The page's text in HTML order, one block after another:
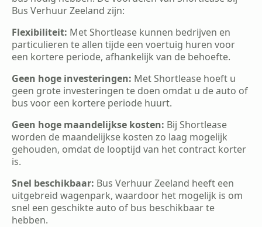
Bus Verhuur Zeeland zijn:
Flexibiliteit: Met Shortlease kunnen bedrijven en
particulieren te allen tijde een voertuig huren voor
een kortere periode, afhankelijk van de behoefte.
Geen hoge investeringen: Met Shortlease hoeft u
geen grote investeringen te doen omdat u de auto of
bus voor een kortere periode huurt.
Geen hoge maandelijkse kosten: Bij Shortlease
worden de maandelijkse kosten zo laag mogelijk
gehouden, omdat de looptijd van het contract korter
is.
Snel beschikbaar: Bus Verhuur Zeeland heeft een
uitgebreid wagenpark, waardoor het mogelijk is om
snel een geschikte auto of bus beschikbaar te
hebben.